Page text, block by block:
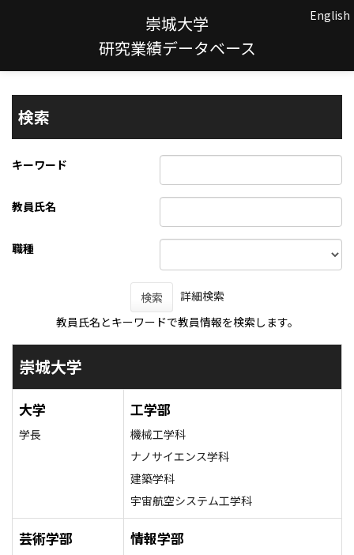
崇城大学
研究業績データベース
English
検索
キーワード
教員氏名
職種
検索
詳細検索
教員氏名とキーワードで教員情報を検索します。
崇城大学
大学
学長
工学部
機械工学科
ナノサイエンス学科
建築学科
宇宙航空システム工学科
芸術学部 情報学部